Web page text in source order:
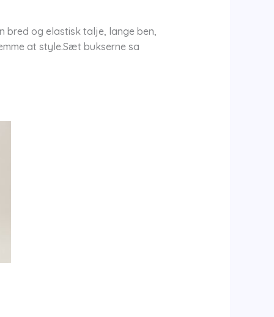
bred og elastisk talje, lange ben,
at style.Sæt bukserne sa